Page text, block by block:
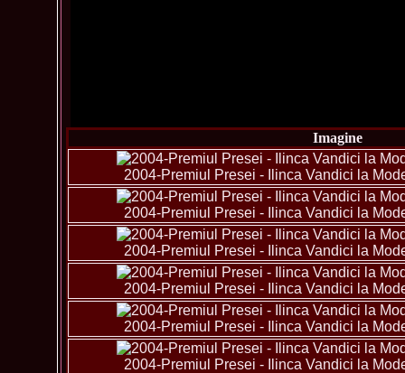
Imagine
2004-Premiul Presei - Ilinca Vandici la
2004-Premiul Presei - Ilinca Vandici la
2004-Premiul Presei - Ilinca Vandici la
2004-Premiul Presei - Ilinca Vandici la
2004-Premiul Presei - Ilinca Vandici la
2004-Premiul Presei - Ilinca Vandici la